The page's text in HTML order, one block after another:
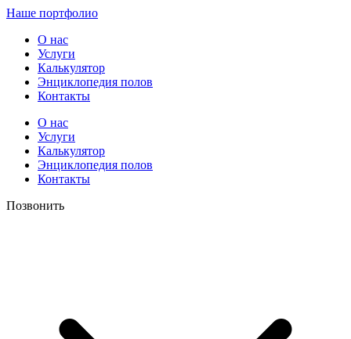
Наше портфолио
О нас
Услуги
Калькулятор
Энциклопедия полов
Контакты
О нас
Услуги
Калькулятор
Энциклопедия полов
Контакты
Позвонить